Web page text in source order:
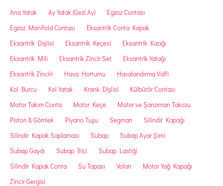
Ana Yatak Ay Yatak (Gezi Ay)
Egzoz Contası
Egzoz Manifold Contası
Eksantrik Conta Kapak
Eksantrik Dişlisi
Eksantrik Keçesi
Eksantrik Kızağı
Eksantrik Mili
Eksantrik Zincir Set
Eksantrik Yatağı
Eksantrik Zinciri
Hava Hortumu
Havalandırma Valfi
Kol Burcu
Kol Yatak Krank Dişlisi
Külbütör Contası
Motor Takım Conta
Motor Keçe
Motor ve Şanzıman Takozu
Piston & Gömlek
Piyano Tuşu Segman
Silindir Kapağı
Silindir Kapak Saplaması
Subap
Subap Ayar Şimi
Subap Gaydı
Subap İtici
Subap Lastiği
Silindir Kapak Conta
Su Tapası Volan
Motor Yağ Kapağı
Zincir Gergisi